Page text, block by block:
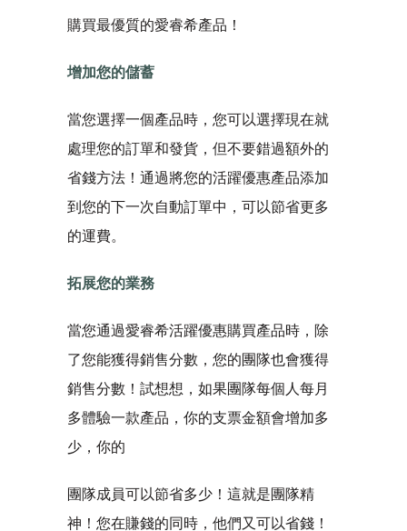
購買最優質的愛睿希產品！
增加您的儲蓄
當您選擇一個產品時，您可以選擇現在就
處理您的訂單和發貨，但不要錯過額外的
省錢方法！通過將您的活躍優惠產品添加
到您的下一次自動訂單中，可以節省更多
的運費。
拓展您的業務
當您通過愛睿希活躍優惠購買產品時，除
了您能獲得銷售分數，您的團隊也會獲得
銷售分數！試想想，如果團隊每個人每月
多體驗一款產品，你的支票金額會增加多
少，你的
團隊成員可以節省多少！這就是團隊精
神！您在賺錢的同時，他們又可以省錢！